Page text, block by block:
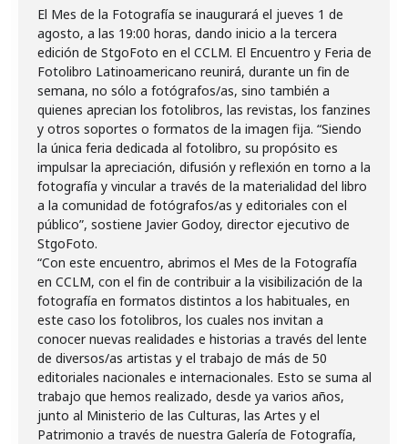
El Mes de la Fotografía se inaugurará el jueves 1 de
agosto, a las 19:00 horas, dando inicio a la tercera
edición de StgoFoto en el CCLM. El Encuentro y Feria de
Fotolibro Latinoamericano reunirá, durante un fin de
semana, no sólo a fotógrafos/as, sino también a
quienes aprecian los fotolibros, las revistas, los fanzines
y otros soportes o formatos de la imagen fija. “Siendo
la única feria dedicada al fotolibro, su propósito es
impulsar la apreciación, difusión y reflexión en torno a la
fotografía y vincular a través de la materialidad del libro
a la comunidad de fotógrafos/as y editoriales con el
público”, sostiene Javier Godoy, director ejecutivo de
StgoFoto.
“Con este encuentro, abrimos el Mes de la Fotografía
en CCLM, con el fin de contribuir a la visibilización de la
fotografía en formatos distintos a los habituales, en
este caso los fotolibros, los cuales nos invitan a
conocer nuevas realidades e historias a través del lente
de diversos/as artistas y el trabajo de más de 50
editoriales nacionales e internacionales. Esto se suma al
trabajo que hemos realizado, desde ya varios años,
junto al Ministerio de las Culturas, las Artes y el
Patrimonio a través de nuestra Galería de Fotografía,